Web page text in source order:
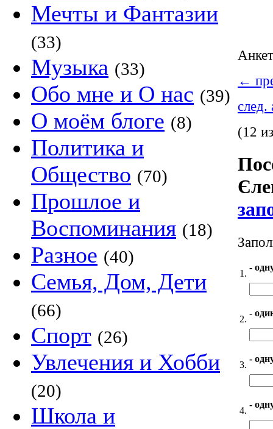
Мечты и Фантазии
(33)
Музыка (33)
Обо мне и О нас (39)
О моём блоге (8)
Политика и
Общество (70)
Прошлое и
Воспоминания (18)
Разное (40)
Семья, Дом, Дети
(66)
Спорт (26)
Увлечения и Хобби
(20)
Школа и
←
след.
(12
1.
-
2.
-
3.
-
4.
-